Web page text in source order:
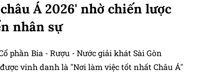
Á 2026' nhờ chiến lược
nhân sự
phần Bia - Rượu - Nước giải khát Sài Gòn
được vinh danh là "Nơi làm việc tốt nhất Châu Á"